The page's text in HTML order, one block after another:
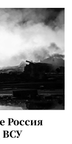
Россия
ВСУ